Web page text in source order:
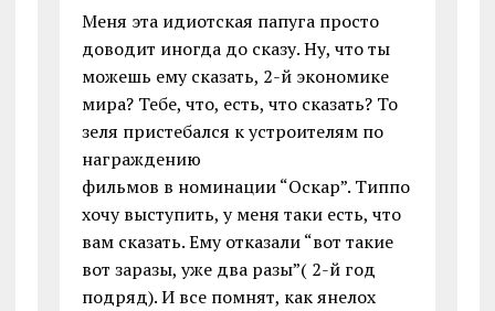
Меня эта идиотская папуга просто
доводит иногда до сказу. Ну, что ты
можешь ему сказать, 2-й экономике
мира? Тебе, что, есть, что сказать? То
зеля пристебался к устроителям по
награждению
фильмов в номинации “Оскар”. Типпо
хочу выступить, у меня таки есть, что
вам сказать. Ему отказали “вот такие
вот заразы, уже два разы”( 2-й год
подряд). И все помнят, как янелох